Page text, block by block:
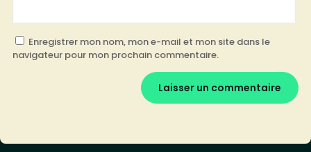
Enregistrer mon nom, mon e-mail et mon site dans le
navigateur pour mon prochain commentaire.